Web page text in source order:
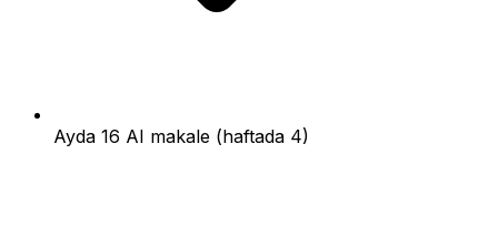
Ayda 16 AI makale (haftada 4)